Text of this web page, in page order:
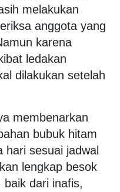
melakukan
anggota yang
karena
ledakan
dilakukan setelah
membenarkan
bubuk hitam
hari sesuai jadwal
lengkap besok
dari inafis,